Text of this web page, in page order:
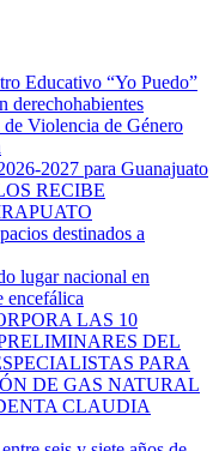
Educativo “Yo Puedo”
derechohabientes
Violencia de Género
2027 para Guanajuato
RECIBE
destinados a
lugar nacional en
encefálica
LAS 10
DEL
PARA
DE GAS NATURAL
CLAUDIA